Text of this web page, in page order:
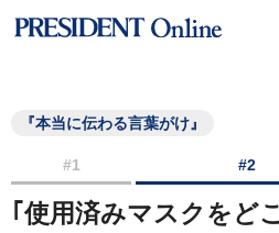
『本当に伝わる言葉がけ』
#1 #2
｢使用済みマスクをど